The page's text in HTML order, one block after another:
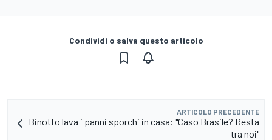
Condividi o salva questo articolo
ARTICOLO PRECEDENTE
Binotto lava i panni sporchi in casa: "Caso Brasile? Resta
tra noi"